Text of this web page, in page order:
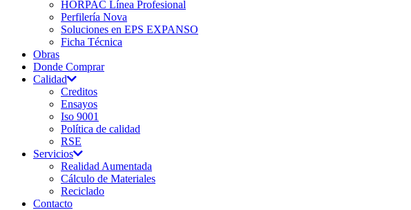
HORPAC Línea Profesional
Perfilería Nova
Soluciones en EPS EXPANSO
Ficha Técnica
Obras
Donde Comprar
Calidad
Creditos
Ensayos
Iso 9001
Política de calidad
RSE
Servicios
Realidad Aumentada
Cálculo de Materiales
Reciclado
Contacto